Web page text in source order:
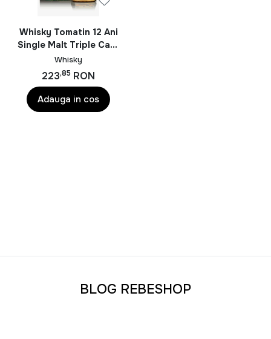
Whisky Tomatin 12 Ani
Single Malt Triple Cask
0.7L
Whisky
223,85 RON
Adauga in cos
BLOG REBESHOP